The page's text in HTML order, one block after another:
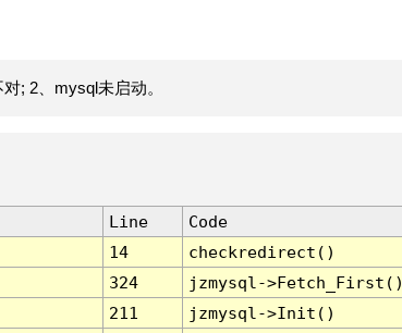
; 2、mysql未启动。
Line
Code
14
checkredirect()
324
jzmysql-
211
jzmysql->Init()